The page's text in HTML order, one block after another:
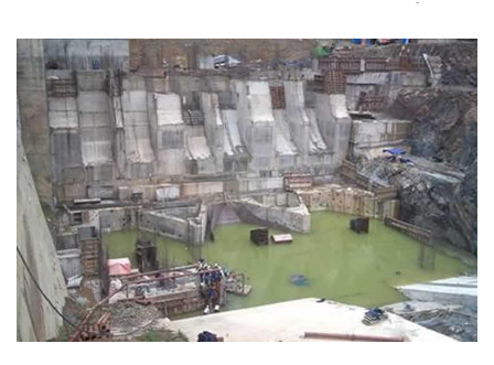
năm là 769,7 triệu kWh (ngoài ra gia tăng cho thủy điện
Hòa Bình và thủy điện Sơn La là 388,4 triệu kWh). Đập
dâng thủy điện Bản Chát có chiều cao 130m, dài trên
425m được thi công bằng bê tồng đầm lăn (RCC) có
khối lượng 1.610.984m3.